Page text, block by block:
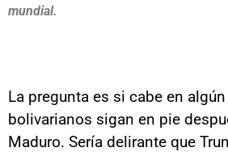
mundial.
La pregunta es si cabe en
bolivarianos sigan en pie
Maduro. Sería delirante que